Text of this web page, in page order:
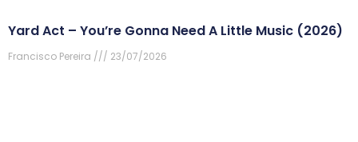
Yard Act – You’re Gonna Need A Little Music (2026)
Francisco Pereira 23/07/2026